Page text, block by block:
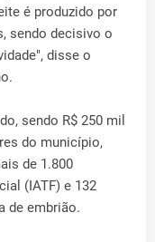
é produzido por
sendo decisivo o
disse o
sendo R$ 250 mil
do município,
de 1.800
(IATF) e 132
de embrião.